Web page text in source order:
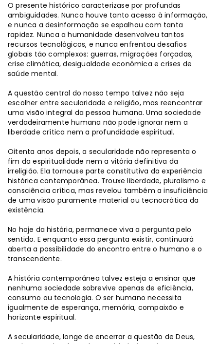
O presente histórico caracterizase por profundas
ambiguidades. Nunca houve tanto acesso à informação,
e nunca a desinformação se espalhou com tanta
rapidez. Nunca a humanidade desenvolveu tantos
recursos tecnológicos, e nunca enfrentou desafios
globais tão complexos: guerras, migrações forçadas,
crise climática, desigualdade económica e crises de
saúde mental.
A questão central do nosso tempo talvez não seja
escolher entre secularidade e religião, mas reencontrar
uma visão integral da pessoa humana. Uma sociedade
verdadeiramente humana não pode ignorar nem a
liberdade crítica nem a profundidade espiritual.
Oitenta anos depois, a secularidade não representa o
fim da espiritualidade nem a vitória definitiva da
irreligião. Ela tornouse parte constitutiva da experiência
histórica contemporânea. Trouxe liberdade, pluralismo e
consciência crítica, mas revelou também a insuficiência
de uma visão puramente material ou tecnocrática da
existência.
No hoje da história, permanece viva a pergunta pelo
sentido. E enquanto essa pergunta existir, continuará
aberta a possibilidade do encontro entre o humano e o
transcendente.
A história contemporânea talvez esteja a ensinar que
nenhuma sociedade sobrevive apenas de eficiência,
consumo ou tecnologia. O ser humano necessita
igualmente de esperança, memória, compaixão e
horizonte espiritual.
A secularidade, longe de encerrar a questão de Deus,